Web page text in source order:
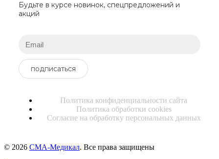
Будьте в курсе новинок, спецпредложений и
акций
подписаться
Политика конфиденциальности сайта
Политика обработки cookies
Согласие на обработку персональных данных
© 2026 СМА-Медикал. Все права защищены